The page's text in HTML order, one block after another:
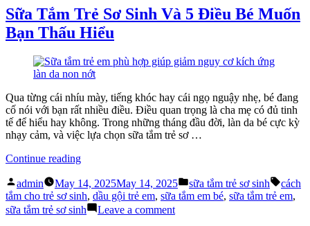
Bí
Kíp
Cách
Tắm
Cho
Trẻ
Sơ
Sinh”
Hoang
Mang
Thạo
Bí
Cách
Tắm
Cho
Sữa Tắm Trẻ Sơ Sinh Và 5 Điều Bé Muốn
Bạn Thấu Hiểu
Qua từng cái nhíu mày, tiếng khóc hay cái ngọ nguậy nhẹ, bé đang
cố nói với bạn rất nhiều điều. Điều quan trọng là cha mẹ có đủ tinh
tế để hiểu hay không. Trong những tháng đầu đời, làn da bé cực kỳ
nhạy cảm, và việc lựa chọn sữa tắm trẻ sơ …
Continue reading“Sữa
Trẻ
Sơ
Sinh
Posted
by
admin May 14, 2025May 14, 2025
Posted
in
sữa tắm trẻ sơ sinh Tags:
cách
tắm cho trẻ sơ sinh, dầu gội trẻ em, sữa tắm em bé, sữa tắm trẻ em,
sữa tắm trẻ sơ sinh
Leave a commenton